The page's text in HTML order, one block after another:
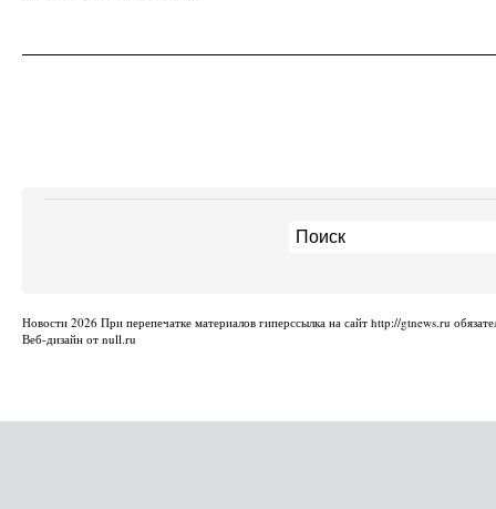
Новости 2026 При перепечатке материалов гиперссылка на сайт http://gtnews.ru
Веб-дизайн от null.ru